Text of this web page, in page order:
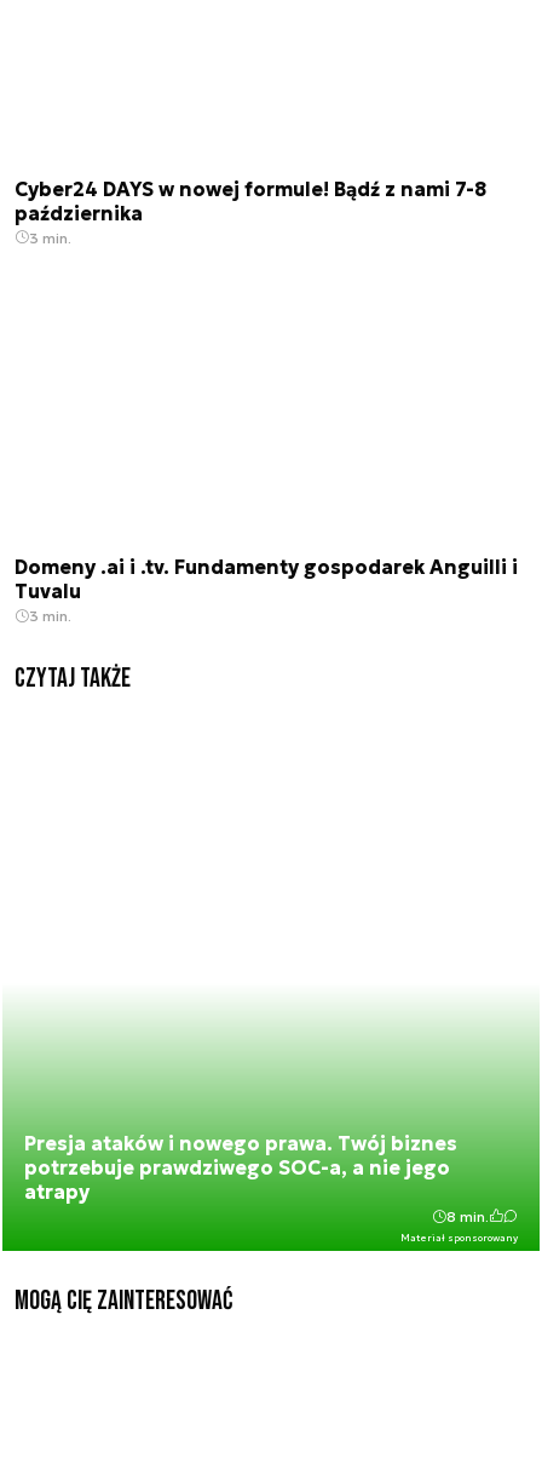
Cyber24 DAYS w nowej formule! Bądź z nami 7-8
października
3 min.
Domeny .ai i .tv. Fundamenty gospodarek Anguilli i
Tuvalu
3 min.
Czytaj także
Presja ataków i nowego prawa. Twój biznes
potrzebuje prawdziwego SOC-a, a nie jego
atrapy
Materiał sponsorowany
8 min.
Mogą Cię zainteresować